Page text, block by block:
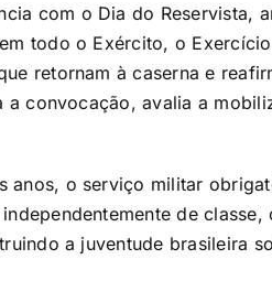
com o Dia do Reservista,
todo o Exército, o
retornam à caserna e
a convocação, avalia a
anos, o serviço militar
de
a juventude brasileira